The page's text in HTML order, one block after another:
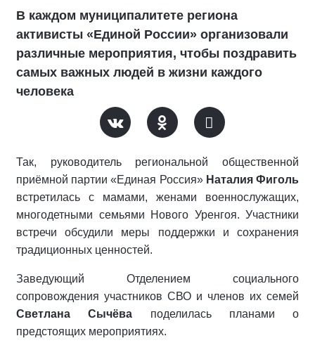
В каждом муниципалитете региона
активисты «Единой России» организовали
различные мероприятия, чтобы поздравить
самых важных людей в жизни каждого
человека
Так, руководитель региональной общественной
приёмной партии «Единая Россия» Наталия Фиголь
встретилась с мамами, женами военнослужащих,
многодетными семьями Нового Уренгоя. Участники
встречи обсудили меры поддержки и сохранения
традиционных ценностей.
Заведующий Отделением социального
сопровождения участников СВО и членов их семей
Светлана Сычёва поделилась планами о
предстоящих мероприятиях.